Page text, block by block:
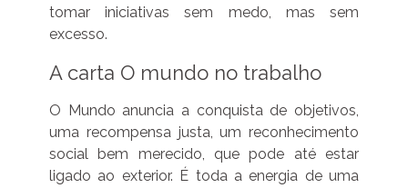
tomar iniciativas sem medo, mas sem
excesso.
A carta O mundo no trabalho
O Mundo anuncia a conquista de objetivos,
uma recompensa justa, um reconhecimento
social bem merecido, que pode até estar
ligado ao exterior. É toda a energia de uma